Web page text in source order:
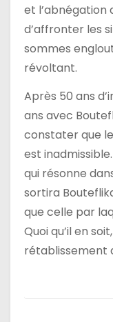
et l’abnégation
d’affronter les
sommes
révoltant.
Après 50 ans
ans avec
constater que
est
qui résonne
sortira
que celle par
Quoi qu’il en
rétablissement